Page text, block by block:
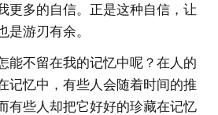
更多的自信。正是这种自信，让
是游刃有余。
能不留在我的记忆中呢？在人的
记忆中，有些人会随着时间的推
有些人却把它好好的珍藏在记忆